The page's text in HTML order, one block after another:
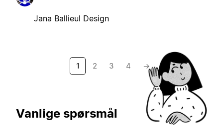
Jana Ballieul Design
1 2 3 4 →
Vanlige spørsmål